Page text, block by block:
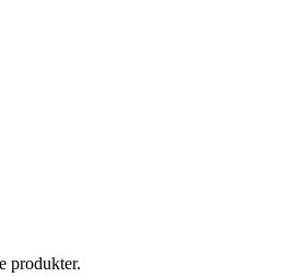
produkter.